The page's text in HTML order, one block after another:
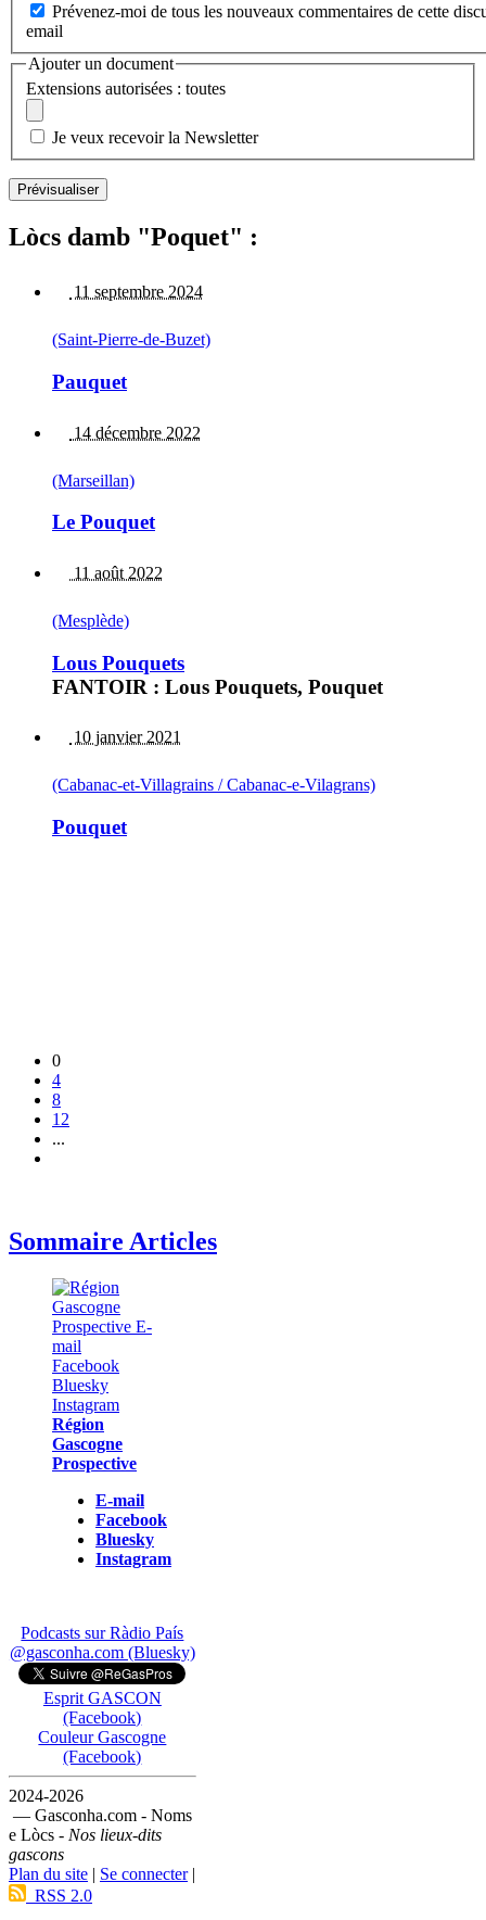
Prévenez-moi de tous les nouveaux commentaires de cette
email
Ajouter un document
Extensions autorisées : toutes
Je veux recevoir la Newsletter
Lòcs damb "Poquet" :
11 septembre 2024
(Saint-Pierre-de-Buzet)
Pauquet
14 décembre 2022
(Marseillan)
Le Pouquet
11 août 2022
(Mesplède)
Lous Pouquets
FANTOIR : Lous Pouquets, Pouquet
10 janvier 2021
(Cabanac-et-Villagrains / Cabanac-e-Vilagrans)
Pouquet
0
4
8
12
...
Sommaire Articles
Région
Gascogne
Prospective
E-mail
Facebook
Bluesky
Instagram
Podcasts sur Ràdio País
@gasconha.com (Bluesky)
Esprit GASCON
(Facebook)
Couleur Gascogne
(Facebook)
2024-2026
— Gasconha.com - Noms
e Lòcs - Nos lieux-dits
gascons
Plan du site | Se connecter|
RSS 2.0